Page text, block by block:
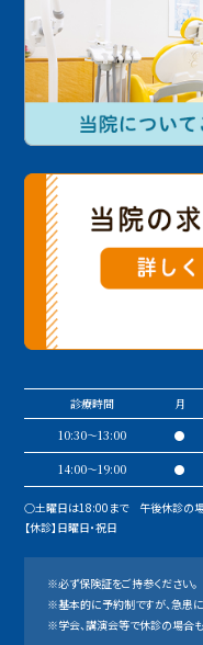
診療時間 月
10:30〜13:00
●
14:00～19:00 ●
○土曜日は18:00まで 午後休診の場
【休診】日曜日・祝日
※必ず保険証をご持参ください。
※基本的に予約制ですが、急患に
※学会、講演会等で休診の場合も